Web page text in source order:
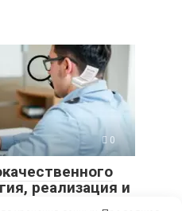
0
реализация и